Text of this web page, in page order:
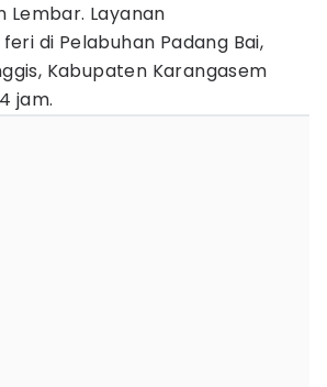
Lembar. Layanan
di Pelabuhan Padang Bai,
Kabupaten Karangasem
jam.